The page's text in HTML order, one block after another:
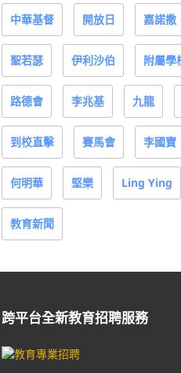
中華基督 開放日 嘉諾撒
聖若瑟 伊利沙伯 附屬學
路德會 李兆基 九龍
到校直擊 賽馬會 李國寶
何明華 堅樂 Ling Ying
教育新聞
跨平台全新教育招聘服務